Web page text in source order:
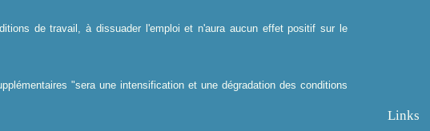
de travail, à dissuader l'emploi et n'aura aucun effet positif sur le
"sera une intensification et une dégradation des conditions
Links